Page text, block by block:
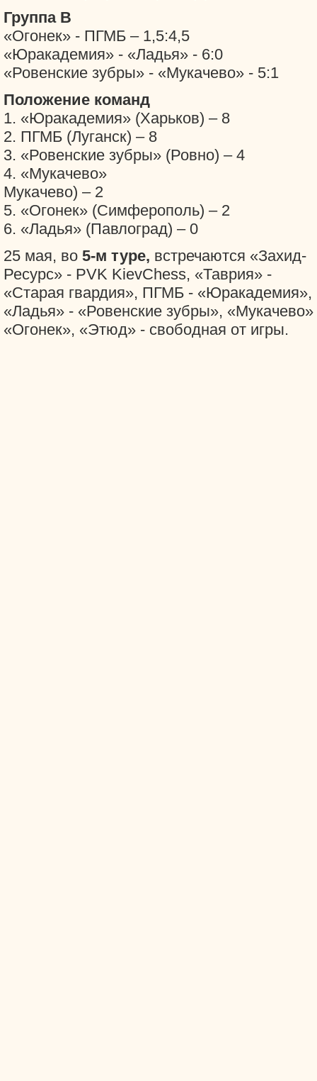
Группа В
«Огонек» - ПГМБ – 1,5:4,5
«Юракадемия» - «Ладья» - 6:0
«Ровенские зубры» - «Мукачево» - 5:1
Положение команд
1. «Юракадемия» (Харьков) – 8
2. ПГМБ (Луганск) – 8
3. «Ровенские зубры» (Ровно) – 4
4. «Мукачево»
Мукачево) – 2
5. «Огонек» (Симферополь) – 2
6. «Ладья» (Павлоград) – 0
25 мая, во 5-м туре, встречаются «Захид-
Ресурс» - PVK KievChess, «Таврия» -
«Старая гвардия», ПГМБ - «Юракадемия»,
«Ладья» - «Ровенские зубры», «Мукачево»
«Огонек», «Этюд» - свободная от игры.